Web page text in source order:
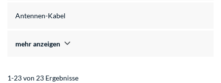
Antennen-Kabel
mehr anzeigen
1-23 von 23 Ergebnisse